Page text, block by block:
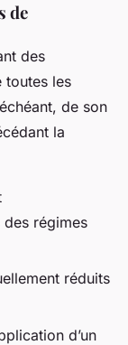
de
des
toutes les
de son
la
régimes
réduits
d’un